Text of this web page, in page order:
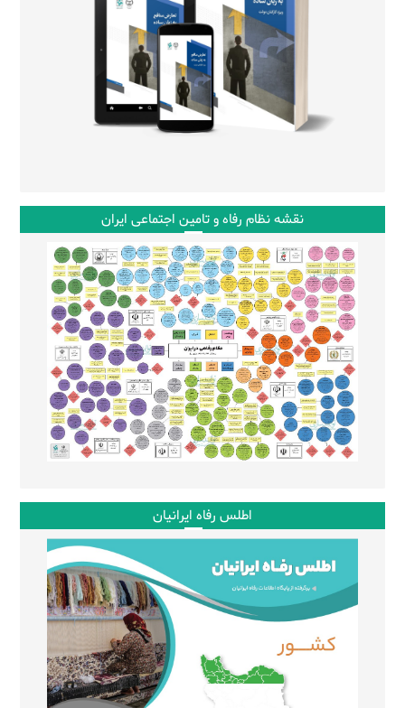
نقشه نظام رفاه و تامین اجتماعی ایران
اطلس رفاه ایرانیان